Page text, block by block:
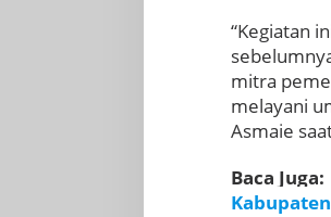
“Kegiatan
mitra
melayani
Asmaie
Baca Juga: